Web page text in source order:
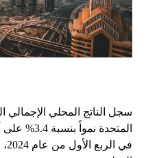
سجل الناتج المحلي الإجمالي